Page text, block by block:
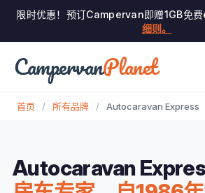
限时优惠！预订Campervan即赠1GB免
细则。
CampervanPlanet
首页 / 所有品牌 / Autocaravan Express
Autocaravan